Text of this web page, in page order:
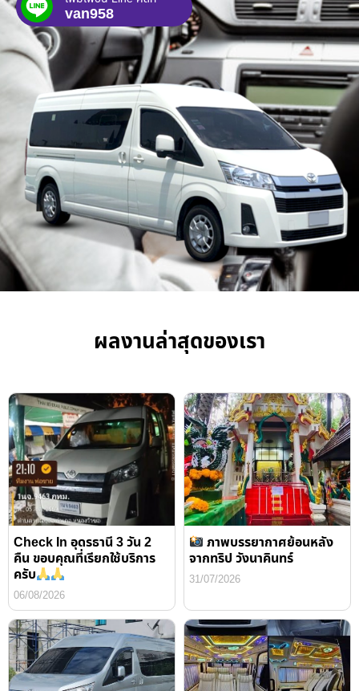
van958
ผลงานล่าสุดของเรา
Check In อุดรธานี 3 วัน 2
คืน ขอบคุณที่เรียกใช้บริการ
ครับ
06/08/2026
ภาพบรรยากาศย้อนหลัง
จากทริป วังนาคินทร์
31/07/2026